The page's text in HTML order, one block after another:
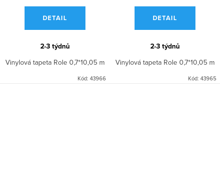
DETAIL
2-3 týdnů
Vinylová tapeta Role 0,7*10,05 m
Kód: 43966
DETAIL
2-3 týdnů
Vinylová tapeta Role 0,7*10,05 m
Kód: 43965